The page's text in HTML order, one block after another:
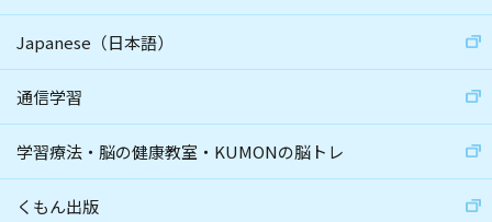
Japanese（日本語）
通信学習
学習療法・脳の健康教室・KUMONの脳トレ
くもん出版